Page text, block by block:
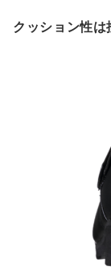
クッション性